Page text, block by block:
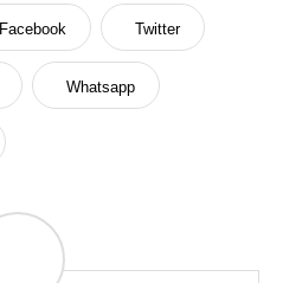
Facebook Twitter
Whatsapp